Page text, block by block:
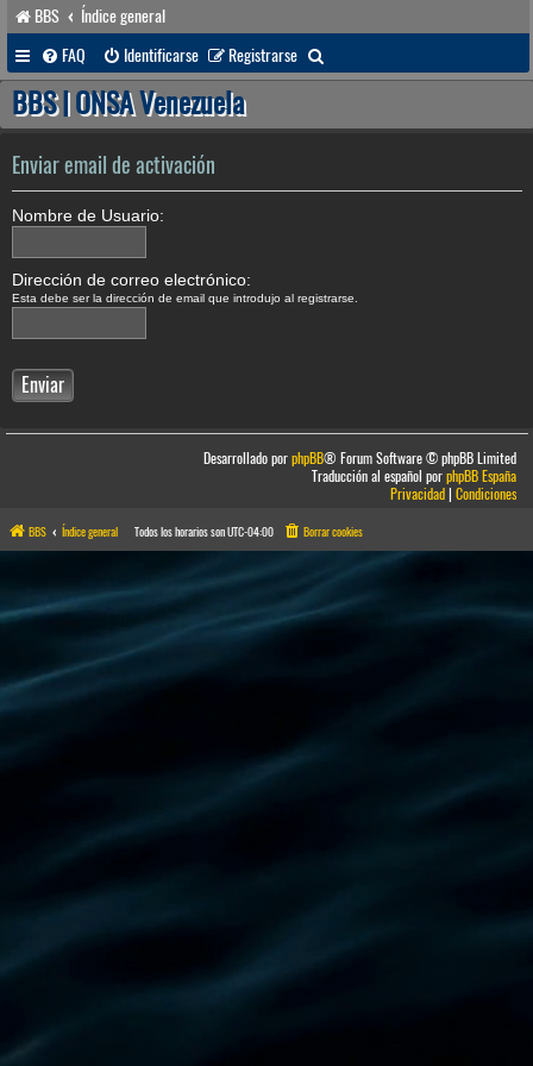
BBS
Índice general
FAQ
Identificarse Registrarse
u
a
BBS | ONSA Venezuela
Enviar email de activación
Nombre de Usuario:
Dirección de correo electrónico:
Esta debe ser la dirección de email que introdujo al registrarse.
Desarrollado porphpBB® Forum Software © phpBB Limited
Traducción al español porphpBB España
Privacidad|Condiciones
BBS Índice general Todos los horarios sonUTC-04:00 Borrar cookies